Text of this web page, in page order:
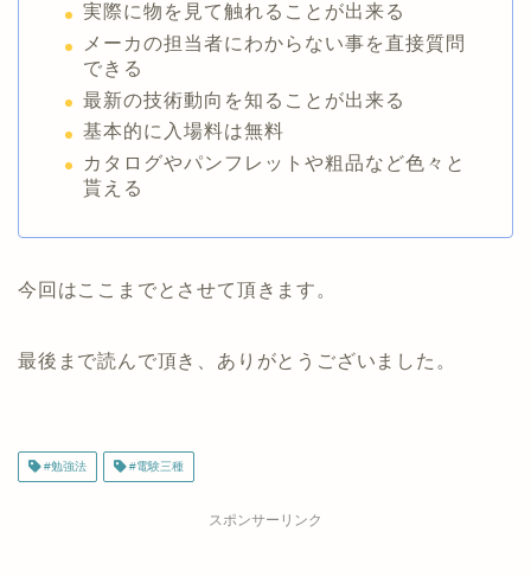
実際に物を見て触れることが出来る
メーカの担当者にわからない事を直接質問
できる
最新の技術動向を知ることが出来る
基本的に入場料は無料
カタログやパンフレットや粗品など色々と
貰える
今回はここまでとさせて頂きます。
最後まで読んで頂き、ありがとうございました。
#勉強法 #電験三種
スポンサーリンク